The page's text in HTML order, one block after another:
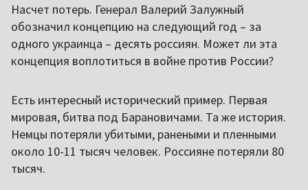
Насчет потерь. Генерал Валерий Залужный
обозначил концепцию на следующий год – за
одного украинца – десять россиян. Может ли эта
концепция воплотиться в войне против России?
Есть интересный исторический пример. Первая
мировая, битва под Барановичами. Та же история.
Немцы потеряли убитыми, ранеными и пленными
около 10-11 тысяч человек. Россияне потеряли 80
тысяч.